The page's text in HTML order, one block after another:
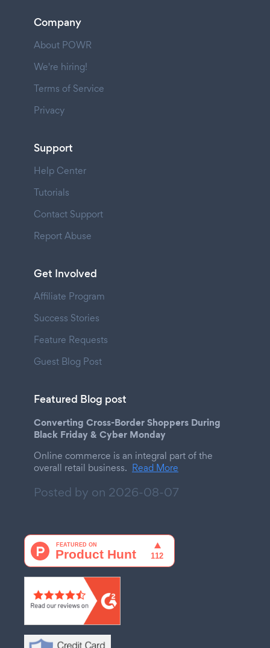
Company
About POWR
We're hiring!
Terms of Service
Privacy
Support
Help Center
Tutorials
Contact Support
Report Abuse
Get Involved
Affiliate Program
Success Stories
Feature Requests
Guest Blog Post
Featured Blog post
Converting Cross-Border Shoppers During
Black Friday & Cyber Monday
Online commerce is an integral part of the
overall retail business. Read More
Posted by on 2026-08-07